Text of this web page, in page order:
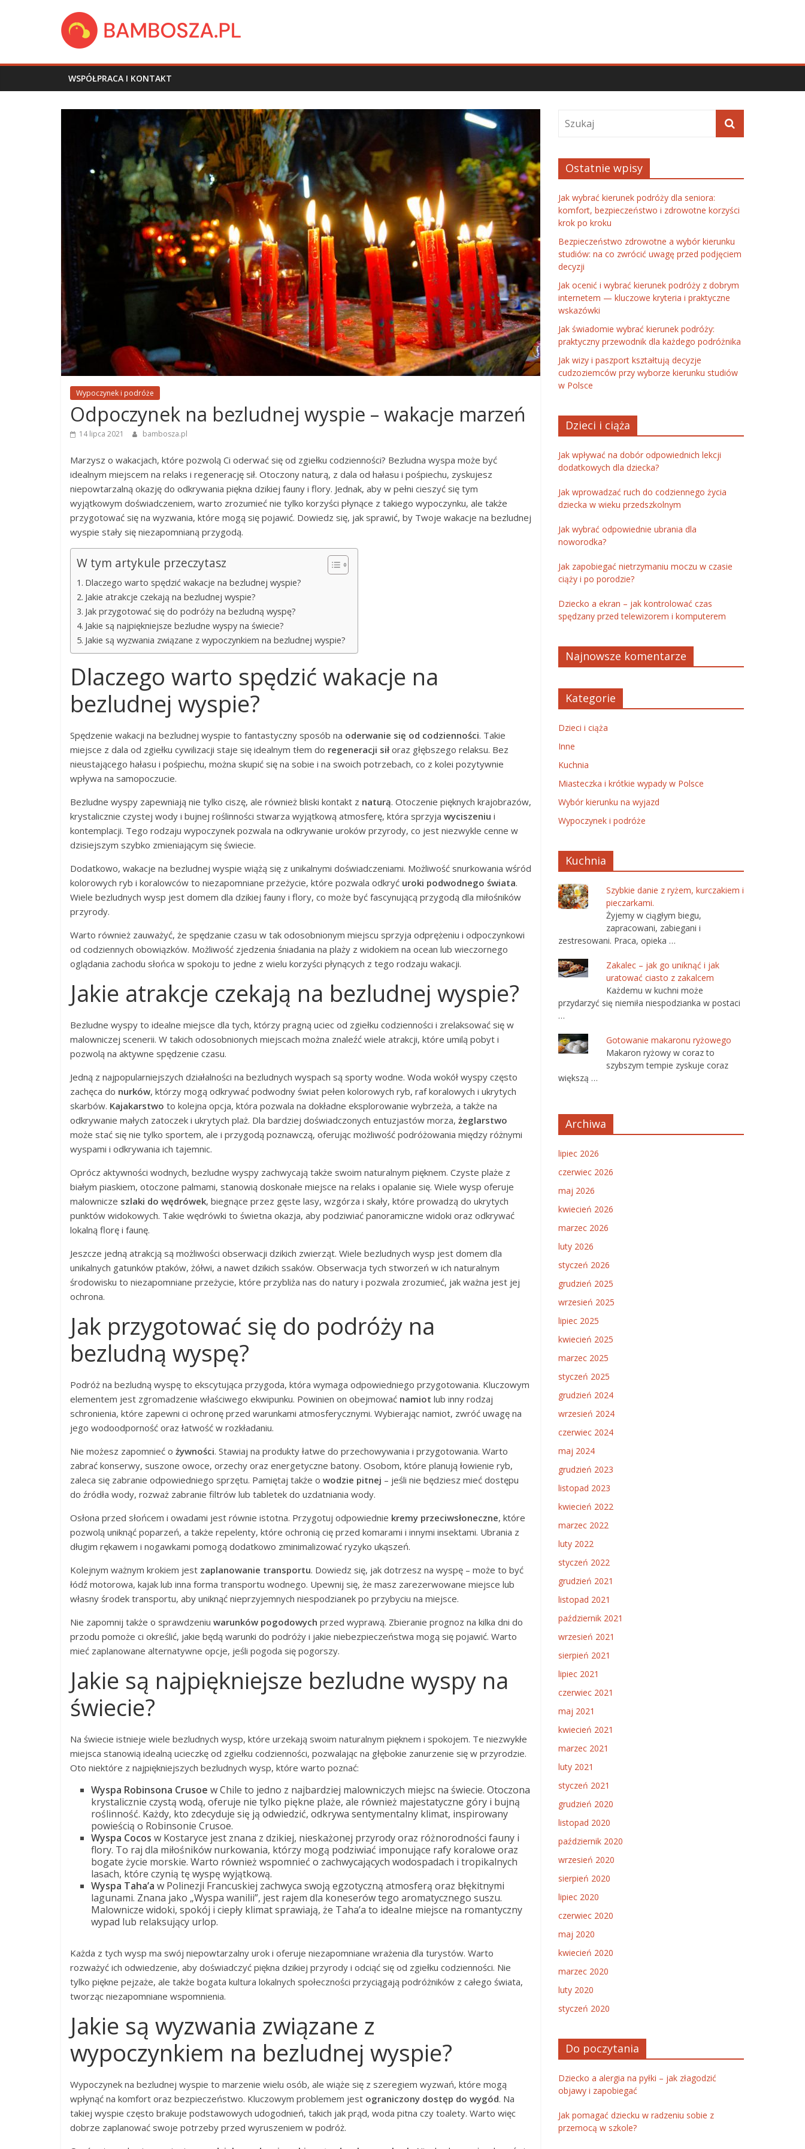
bambosza.pl
WSPÓŁPRACA I KONTAKT
Wypoczynek i podróże
Odpoczynek na bezludnej wyspie – wakacje marzeń
14 lipca 2021 bambosza.pl
Marzysz o wakacjach, które pozwolą Ci oderwać się od zgiełku codzienności? Bezludna wyspa może być
idealnym miejscem na relaks i regenerację sił. Otoczony naturą, z dala od hałasu i pośpiechu, zyskujesz
niepowtarzalną okazję do odkrywania piękna dzikiej fauny i flory. Jednak, aby w pełni cieszyć się tym
wyjątkowym doświadczeniem, warto zrozumieć nie tylko korzyści płynące z takiego wypoczynku, ale także
przygotować się na wyzwania, które mogą się pojawić. Dowiedz się, jak sprawić, by Twoje wakacje na bezludnej
wyspie stały się niezapomnianą przygodą.
W tym artykule przeczytasz
Dlaczego warto spędzić wakacje na bezludnej wyspie?
Jakie atrakcje czekają na bezludnej wyspie?
Jak przygotować się do podróży na bezludną wyspę?
Jakie są najpiękniejsze bezludne wyspy na świecie?
Jakie są wyzwania związane z wypoczynkiem na bezludnej wyspie?
Dlaczego warto spędzić wakacje na
bezludnej wyspie?
Spędzenie wakacji na bezludnej wyspie to fantastyczny sposób na oderwanie się od codzienności. Takie
miejsce z dala od zgiełku cywilizacji staje się idealnym tłem do regeneracji sił oraz głębszego relaksu. Bez
nieustającego hałasu i pośpiechu, można skupić się na sobie i na swoich potrzebach, co z kolei pozytywnie
wpływa na samopoczucie.
Bezludne wyspy zapewniają nie tylko ciszę, ale również bliski kontakt z naturą. Otoczenie pięknych krajobrazów,
krystalicznie czystej wody i bujnej roślinności stwarza wyjątkową atmosferę, która sprzyja wyciszeniu i
kontemplacji. Tego rodzaju wypoczynek pozwala na odkrywanie uroków przyrody, co jest niezwykle cenne w
dzisiejszym szybko zmieniającym się świecie.
Dodatkowo, wakacje na bezludnej wyspie wiążą się z unikalnymi doświadczeniami. Możliwość snurkowania wśród
kolorowych ryb i koralowców to niezapomniane przeżycie, które pozwala odkryć uroki podwodnego świata.
Wiele bezludnych wysp jest domem dla dzikiej fauny i flory, co może być fascynującą przygodą dla miłośników
przyrody.
Warto również zauważyć, że spędzanie czasu w tak odosobnionym miejscu sprzyja odprężeniu i odpoczynkowi
od codziennych obowiązków. Możliwość zjedzenia śniadania na plaży z widokiem na ocean lub wieczornego
oglądania zachodu słońca w spokoju to jedne z wielu korzyści płynących z tego rodzaju wakacji.
Jakie atrakcje czekają na bezludnej wyspie?
Bezludne wyspy to idealne miejsce dla tych, którzy pragną uciec od zgiełku codzienności i zrelaksować się w
malowniczej scenerii. W takich odosobnionych miejscach można znaleźć wiele atrakcji, które umilą pobyt i
pozwolą na aktywne spędzenie czasu.
Jedną z najpopularniejszych działalności na bezludnych wyspach są sporty wodne. Woda wokół wyspy często
zachęca do nurków, którzy mogą odkrywać podwodny świat pełen kolorowych ryb, raf koralowych i ukrytych
skarbów. Kajakarstwo to kolejna opcja, która pozwala na dokładne eksplorowanie wybrzeża, a także na
odkrywanie małych zatoczek i ukrytych plaż. Dla bardziej doświadczonych entuzjastów morza, żeglarstwo
może stać się nie tylko sportem, ale i przygodą poznawczą, oferując możliwość podróżowania między różnymi
wyspami i odkrywania ich tajemnic.
Oprócz aktywności wodnych, bezludne wyspy zachwycają także swoim naturalnym pięknem. Czyste plaże z
białym piaskiem, otoczone palmami, stanowią doskonałe miejsce na relaks i opalanie się. Wiele wysp oferuje
malownicze szlaki do wędrówek, biegnące przez gęste lasy, wzgórza i skały, które prowadzą do ukrytych
punktów widokowych. Takie wędrówki to świetna okazja, aby podziwiać panoramiczne widoki oraz odkrywać
lokalną florę i faunę.
Jeszcze jedną atrakcją są możliwości obserwacji dzikich zwierząt. Wiele bezludnych wysp jest domem dla
unikalnych gatunków ptaków, żółwi, a nawet dzikich ssaków. Obserwacja tych stworzeń w ich naturalnym
środowisku to niezapomniane przeżycie, które przybliża nas do natury i pozwala zrozumieć, jak ważna jest jej
ochrona.
Jak przygotować się do podróży na
bezludną wyspę?
Podróż na bezludną wyspę to ekscytująca przygoda, która wymaga odpowiedniego przygotowania. Kluczowym
elementem jest zgromadzenie właściwego ekwipunku. Powinien on obejmować namiot lub inny rodzaj
schronienia, które zapewni ci ochronę przed warunkami atmosferycznymi. Wybierając namiot, zwróć uwagę na
jego wodoodporność oraz łatwość w rozkładaniu.
Nie możesz zapomnieć o żywności. Stawiaj na produkty łatwe do przechowywania i przygotowania. Warto
zabrać konserwy, suszone owoce, orzechy oraz energetyczne batony. Osobom, które planują łowienie ryb,
zaleca się zabranie odpowiedniego sprzętu. Pamiętaj także o wodzie pitnej – jeśli nie będziesz mieć dostępu
do źródła wody, rozważ zabranie filtrów lub tabletek do uzdatniania wody.
Osłona przed słońcem i owadami jest równie istotna. Przygotuj odpowiednie kremy przeciwsłoneczne, które
pozwolą uniknąć poparzeń, a także repelenty, które ochronią cię przed komarami i innymi insektami. Ubrania z
długim rękawem i nogawkami pomogą dodatkowo zminimalizować ryzyko ukąszeń.
Kolejnym ważnym krokiem jest zaplanowanie transportu. Dowiedz się, jak dotrzesz na wyspę – może to być
łódź motorowa, kajak lub inna forma transportu wodnego. Upewnij się, że masz zarezerwowane miejsce lub
własny środek transportu, aby uniknąć nieprzyjemnych niespodzianek po przybyciu na miejsce.
Nie zapomnij także o sprawdzeniu warunków pogodowych przed wyprawą. Zbieranie prognoz na kilka dni do
przodu pomoże ci określić, jakie będą warunki do podróży i jakie niebezpieczeństwa mogą się pojawić. Warto
mieć zaplanowane alternatywne opcje, jeśli pogoda się pogorszy.
Jakie są najpiękniejsze bezludne wyspy na
świecie?
Na świecie istnieje wiele bezludnych wysp, które urzekają swoim naturalnym pięknem i spokojem. Te niezwykłe
miejsca stanowią idealną ucieczkę od zgiełku codzienności, pozwalając na głębokie zanurzenie się w przyrodzie.
Oto niektóre z najpiękniejszych bezludnych wysp, które warto poznać:
Wyspa Robinsona Crusoe w Chile to jedno z najbardziej malowniczych miejsc na świecie. Otoczona
krystalicznie czystą wodą, oferuje nie tylko piękne plaże, ale również majestatyczne góry i bujną
roślinność. Każdy, kto zdecyduje się ją odwiedzić, odkrywa sentymentalny klimat, inspirowany
powieścią o Robinsonie Crusoe.
Wyspa Cocos w Kostaryce jest znana z dzikiej, nieskażonej przyrody oraz różnorodności fauny i
flory. To raj dla miłośników nurkowania, którzy mogą podziwiać imponujące rafy koralowe oraz
bogate życie morskie. Warto również wspomnieć o zachwycających wodospadach i tropikalnych
lasach, które czynią tę wyspę wyjątkową.
Wyspa Taha’a w Polinezji Francuskiej zachwyca swoją egzotyczną atmosferą oraz błękitnymi
lagunami. Znana jako „Wyspa wanilii”, jest rajem dla koneserów tego aromatycznego suszu.
Malownicze widoki, spokój i ciepły klimat sprawiają, że Taha’a to idealne miejsce na romantyczny
wypad lub relaksujący urlop.
Każda z tych wysp ma swój niepowtarzalny urok i oferuje niezapomniane wrażenia dla turystów. Warto
rozważyć ich odwiedzenie, aby doświadczyć piękna dzikiej przyrody i odciąć się od zgiełku codzienności. Nie
tylko piękne pejzaże, ale także bogata kultura lokalnych społeczności przyciągają podróżników z całego świata,
tworząc niezapomniane wspomnienia.
Jakie są wyzwania związane z
wypoczynkiem na bezludnej wyspie?
Wypoczynek na bezludnej wyspie to marzenie wielu osób, ale wiąże się z szeregiem wyzwań, które mogą
wpłynąć na komfort oraz bezpieczeństwo. Kluczowym problemem jest ograniczony dostęp do wygód. Na
takiej wyspie często brakuje podstawowych udogodnień, takich jak prąd, woda pitna czy toalety. Warto więc
dobrze zaplanować swoje potrzeby przed wyruszeniem w podróż.
Ostatnie wpisy
Jak wybrać kierunek podróży dla seniora:
komfort, bezpieczeństwo i zdrowotne korzyści
krok po kroku
Bezpieczeństwo zdrowotne a wybór kierunku
studiów: na co zwrócić uwagę przed podjęciem
decyzji
Jak ocenić i wybrać kierunek podróży z dobrym
internetem — kluczowe kryteria i praktyczne
wskazówki
Jak świadomie wybrać kierunek podróży:
praktyczny przewodnik dla każdego podróżnika
Jak wizy i paszport kształtują decyzje
cudzoziemców przy wyborze kierunku studiów
w Polsce
Dzieci i ciąża
Jak wpływać na dobór odpowiednich lekcji
dodatkowych dla dziecka?
Jak wprowadzać ruch do codziennego życia
dziecka w wieku przedszkolnym
Jak wybrać odpowiednie ubrania dla
noworodka?
Jak zapobiegać nietrzymaniu moczu w czasie
ciąży i po porodzie?
Dziecko a ekran – jak kontrolować czas
spędzany przed telewizorem i komputerem
Najnowsze komentarze
Kategorie
Dzieci i ciąża
Inne
Kuchnia
Miasteczka i krótkie wypady w Polsce
Wybór kierunku na wyjazd
Wypoczynek i podróże
Kuchnia
Szybkie danie z ryżem, kurczakiem i
pieczarkami.
Żyjemy w ciągłym biegu,
zapracowani, zabiegani i
zestresowani. Praca, opieka …
Zakalec – jak go uniknąć i jak
uratować ciasto z zakalcem
Każdemu w kuchni może
przydarzyć się niemiła niespodzianka w postaci
…
Gotowanie makaronu ryżowego
Makaron ryżowy w coraz to
szybszym tempie zyskuje coraz
większą …
Archiwa
lipiec 2026
czerwiec 2026
maj 2026
kwiecień 2026
marzec 2026
luty 2026
styczeń 2026
grudzień 2025
wrzesień 2025
lipiec 2025
kwiecień 2025
marzec 2025
styczeń 2025
grudzień 2024
wrzesień 2024
czerwiec 2024
maj 2024
grudzień 2023
listopad 2023
kwiecień 2022
marzec 2022
luty 2022
styczeń 2022
grudzień 2021
listopad 2021
październik 2021
wrzesień 2021
sierpień 2021
lipiec 2021
czerwiec 2021
maj 2021
kwiecień 2021
marzec 2021
luty 2021
styczeń 2021
grudzień 2020
listopad 2020
październik 2020
wrzesień 2020
sierpień 2020
lipiec 2020
czerwiec 2020
maj 2020
kwiecień 2020
marzec 2020
luty 2020
styczeń 2020
Do poczytania
Dziecko a alergia na pyłki – jak złagodzić
objawy i zapobiegać
Jak pomagać dziecku w radzeniu sobie z
przemocą w szkole?